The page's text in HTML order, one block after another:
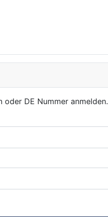
DE Nummer anmelden.